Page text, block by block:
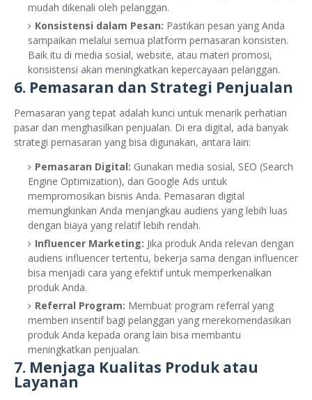
mudah dikenali oleh pelanggan.
Konsistensi dalam Pesan: Pastikan pesan yang Anda
sampaikan melalui semua platform pemasaran konsisten.
Baik itu di media sosial, website, atau materi promosi,
konsistensi akan meningkatkan kepercayaan pelanggan.
6. Pemasaran dan Strategi Penjualan
Pemasaran yang tepat adalah kunci untuk menarik perhatian
pasar dan menghasilkan penjualan. Di era digital, ada banyak
strategi pemasaran yang bisa digunakan, antara lain:
Pemasaran Digital: Gunakan media sosial, SEO (Search
Engine Optimization), dan Google Ads untuk
mempromosikan bisnis Anda. Pemasaran digital
memungkinkan Anda menjangkau audiens yang lebih luas
dengan biaya yang relatif lebih rendah.
Influencer Marketing: Jika produk Anda relevan dengan
audiens influencer tertentu, bekerja sama dengan influencer
bisa menjadi cara yang efektif untuk memperkenalkan
produk Anda.
Referral Program: Membuat program referral yang
memberi insentif bagi pelanggan yang merekomendasikan
produk Anda kepada orang lain bisa membantu
meningkatkan penjualan.
7. Menjaga Kualitas Produk atau
Layanan